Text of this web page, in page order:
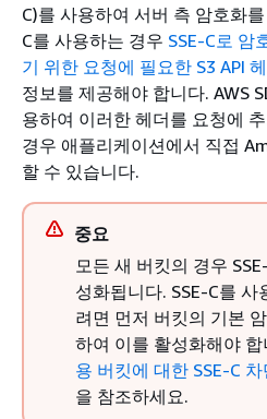
C)를 사용하여 서버 측 암호화
C를 사용하는 경우 SSE-C로 암
기 위한 요청에 필요한 S3 API
정보를 제공해야 합니다. AWS
용하여 이러한 헤더를 요청에
경우 애플리케이션에서 직접
할 수 있습니다.
중요
모든 새 버킷의 경우
성화됩니다. SSE-C를
려면 먼저 버킷의 기본
하여 이를 활성화해야
용 버킷에 대한 SSE-C
을 참조하세요.